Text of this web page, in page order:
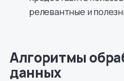
релевантные и
Алгоритмы
данных